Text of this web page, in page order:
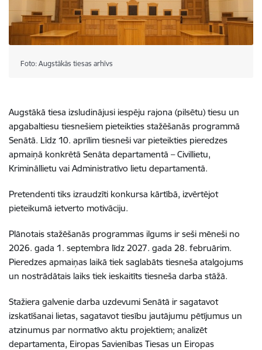
Foto: Augstākās tiesas arhīvs
Augstākā tiesa izsludinājusi iespēju rajona (pilsētu) tiesu un
apgabaltiesu tiesnešiem pieteikties stažēšanās programmā
Senātā. Līdz 10. aprīlim tiesneši var pieteikties pieredzes
apmaiņā konkrētā Senāta departamentā – Civillietu,
Krimināllietu vai Administratīvo lietu departamentā.
Pretendenti tiks izraudzīti konkursa kārtībā, izvērtējot
pieteikumā ietverto motivāciju.
Plānotais stažēšanās programmas ilgums ir seši mēneši no
2026. gada 1. septembra līdz 2027. gada 28. februārim.
Pieredzes apmaiņas laikā tiek saglabāts tiesneša atalgojums
un nostrādātais laiks tiek ieskaitīts tiesneša darba stāžā.
Stažiera galvenie darba uzdevumi Senātā ir sagatavot
izskatīšanai lietas, sagatavot tiesību jautājumu pētījumus un
atzinumus par normatīvo aktu projektiem; analizēt
departamenta, Eiropas Savienības Tiesas un Eiropas